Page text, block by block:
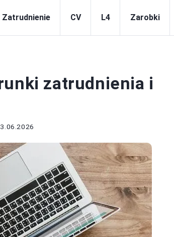
Zatrudnienie CV L4 Zarobki
zatrudnienia i